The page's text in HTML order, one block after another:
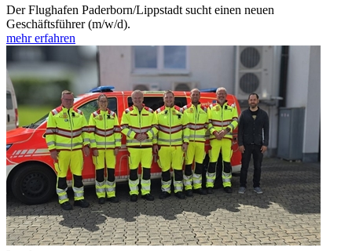
Der Flughafen Paderborn/Lippstadt sucht einen neuen
Geschäftsführer (m/w/d).
mehr erfahren